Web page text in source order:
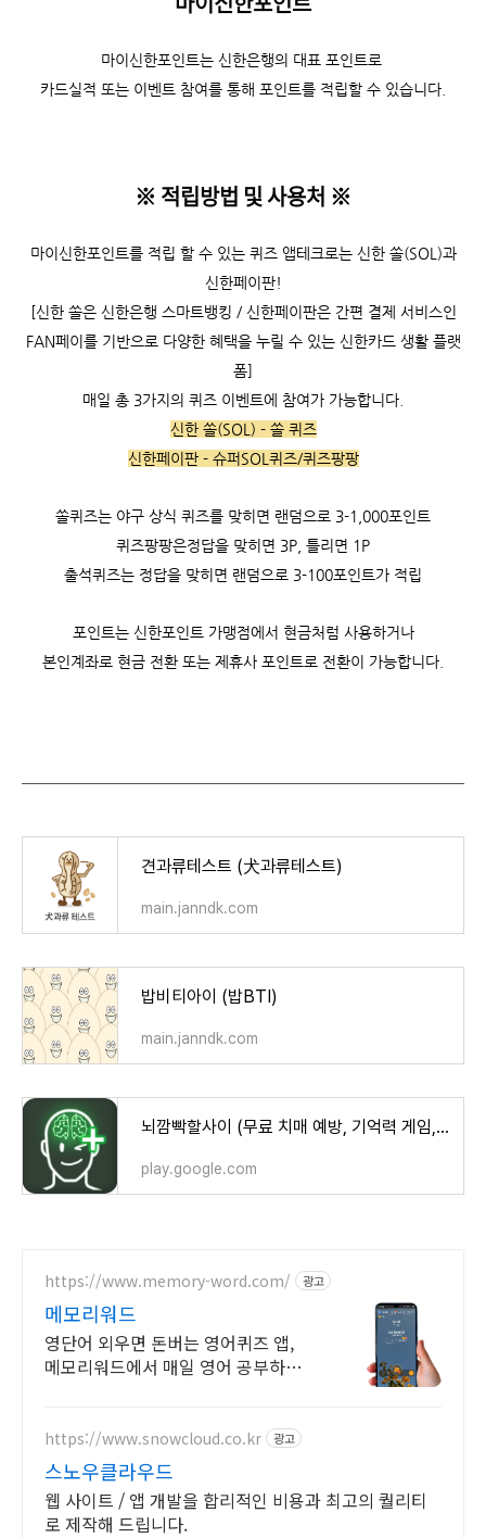
마이신한포인트는 신한은행의 대표 포인트로
카드실적 또는 이벤트 참여를 통해 포인트를 적립할 수 있습니다.
※ 적립방법 및 사용처 ※
마이신한포인트를 적립 할 수 있는 퀴즈 앱테크로는 신한 쏠(SOL)과
신한페이판!
[신한 쏠은 신한은행 스마트뱅킹 / 신한페이판은 간편 결제 서비스인
FAN페이를 기반으로 다양한 혜택을 누릴 수 있는 신한카드 생활 플랫
폼]
매일 총 3가지의 퀴즈 이벤트에 참여가 가능합니다.
신한 쏠(SOL) - 쏠 퀴즈
신한페이판 - 슈퍼SOL퀴즈/퀴즈팡팡
쏠퀴즈는 야구 상식 퀴즈를 맞히면 랜덤으로 3-1,000포인트
퀴즈팡팡은정답을 맞히면 3P, 틀리면 1P
출석퀴즈는 정답을 맞히면 랜덤으로 3-100포인트가 적립
포인트는 신한포인트 가맹점에서 현금처럼 사용하거나
본인계좌로 현금 전환 또는 제휴사 포인트로 전환이 가능합니다.
견과류테스트 (犬과류테스트)
main.janndk.com
밥비티아이 (밥BTI)
main.janndk.com
뇌깜빡할사이 (무료 치매 예방, 기억력 게임, 뇌훈련) - Google Play 앱
play.google.com
https://www.memory-word.com/ 광고
메모리워드
영단어 외우면 돈버는 영어퀴즈 앱,
메모리워드에서 매일 영어 공부하세
https://www.snowcloud.co.kr 광고
스노우클라우드
웹 사이트 / 앱 개발을 합리적인 비용과 최고의 퀄리티
로 제작해 드립니다.